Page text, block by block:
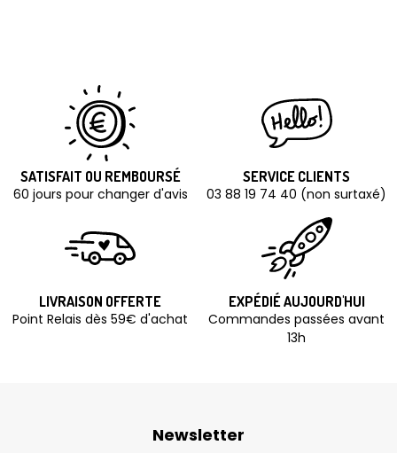
SATISFAIT OU REMBOURSÉ
60 jours pour changer d'avis
SERVICE CLIENTS
03 88 19 74 40 (non surtaxé)
LIVRAISON OFFERTE
Point Relais dès 59€ d'achat
EXPÉDIÉ AUJOURD'HUI
Commandes passées avant
13h
Newsletter